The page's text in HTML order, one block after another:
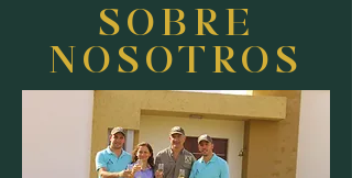
SOBRE
NOSOTROS